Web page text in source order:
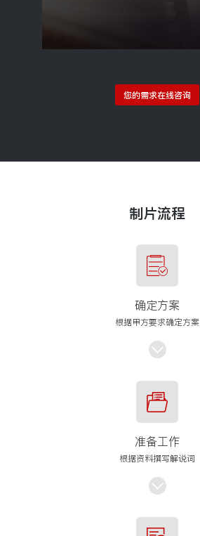
您的需求在线咨询
制片流程
确定方案
根据甲方要求确定方案
准备工作
根据资料撰写解说词